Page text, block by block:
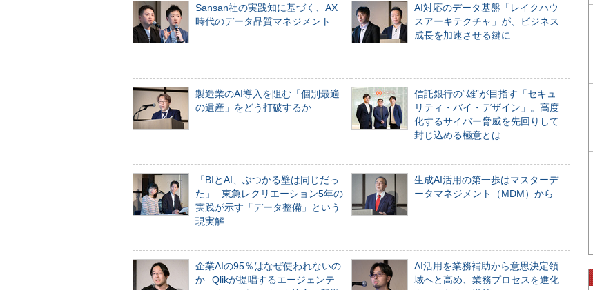
Sansan社の実践知に基づく、AX
時代のデータ品質マネジメント
AI対応のデータ基盤「レイクハウ
スアーキテクチャ」が、ビジネス
成長を加速させる鍵に
製造業のAI導入を阻む「個別最適
の遺産」をどう打破するか
信託銀行の“雄”が目指す「セキュ
リティ・バイ・デザイン」。高度
化するサイバー脅威を先回りして
封じ込める極意とは
「BIとAI、ぶつかる壁は同じだっ
た」─東急レクリエーション5年の
実践が示す「データ整備」という
現実解
生成AI活用の第一歩はマスターデ
ータマネジメント（MDM）から
企業AIの95％はなぜ使われないの
か─Qlikが提唱するエージェンテ
AI活用を業務補助から意思決定領
域へと高め、業務プロセスを進化